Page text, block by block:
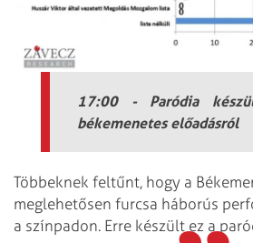
17:00 - Paródia
békemenetes előadásról
Többeknek feltűnt, hogy a
meglehetősen furcsa háborús
a színpadon. Erre készült ez a